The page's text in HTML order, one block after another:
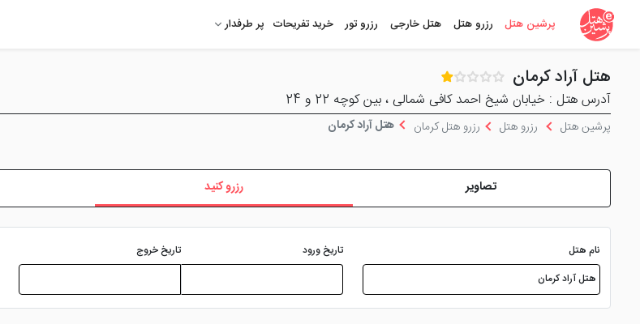
پرشین هتل رزرو هتل هتل خارجی رزرو تور خرید تفریحات پر طرفدار
هتل آراد کرمان
آدرس هتل : خیابان شیخ احمد کافی شمالی ، بین کوچه 22 و 24
پرشین هتل رزرو هتل رزرو هتل کرمان هتل آراد کرمان
تصاویر رزرو کنید
نام هتل تاریخ ورود تاریخ خروج